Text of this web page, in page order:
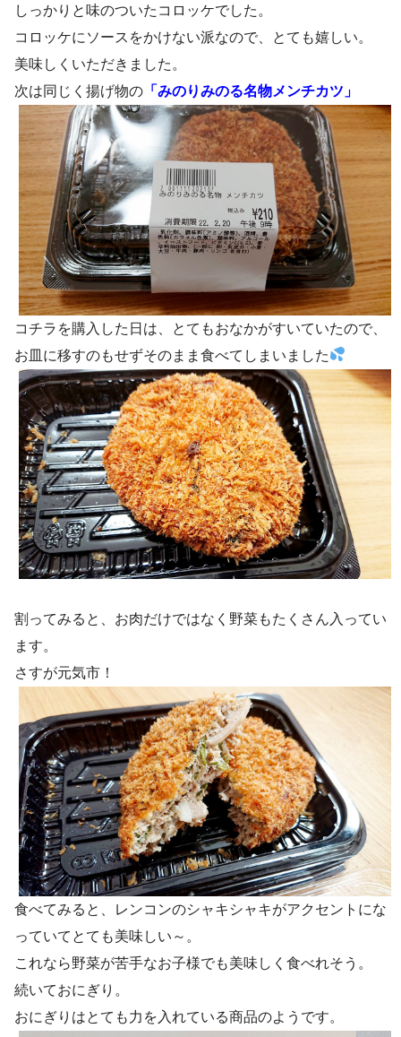
しっかりと味のついたコロッケでした。
コロッケにソースをかけない派なので、とても嬉しい。
美味しくいただきました。
次は同じく揚げ物の 「みのりみのる名物メンチカツ」
コチラを購入した日は、とてもおなかがすいていたので、
お皿に移すのもせずそのまま食べてしまいました
割ってみると、お肉だけではなく野菜もたくさん入ってい
ます。
さすが元気市！
食べてみると、レンコンのシャキシャキがアクセントにな
っていてとても美味しい～。
これなら野菜が苦手なお子様でも美味しく食べれそう。
続いておにぎり。
おにぎりはとても力を入れている商品のようです。